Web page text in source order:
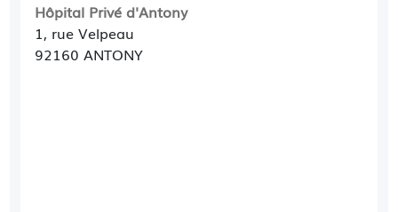
Hôpital Privé d'Antony
1, rue Velpeau
92160 ANTONY